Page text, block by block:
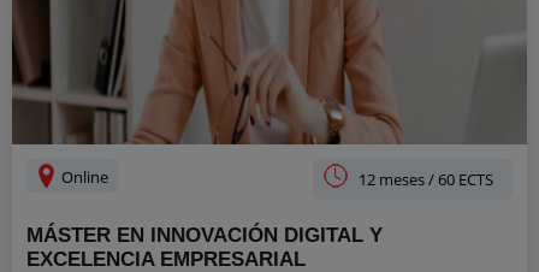
Online 12 meses / 60 ECTS
MÁSTER EN INNOVACIÓN DIGITAL Y
EXCELENCIA EMPRESARIAL